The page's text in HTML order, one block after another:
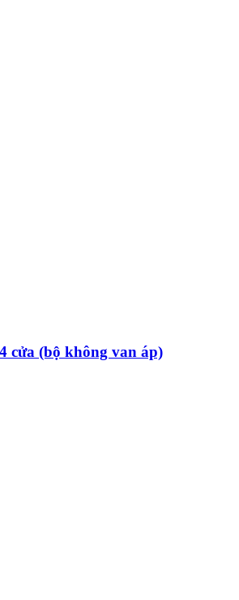
cửa (bộ không van áp)